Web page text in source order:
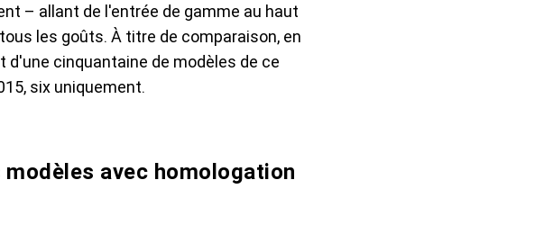
– allant de l'entrée de gamme au haut
les goûts. À titre de comparaison, en
d'une cinquantaine de modèles de ce
six uniquement.
avec homologation